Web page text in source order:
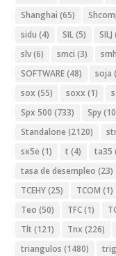
Shanghai (65)
sidu (4) SIL(5) SILJ
slv(6) smci (3) smh
SOFTWARE(48) soja
sox (55) soxx (1)
Spx 500 (733) Spy
Standalone (2120)
sx5e (1) t (4) ta35
tasa de desempleo (23)
TCEHY(25) TCOM (1)
Teo (50) TFC(1)
Tlt (121) Tnx (226)
triangulos (1480)